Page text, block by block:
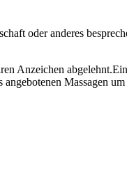
oder anderes
Anzeichen
Massagen um